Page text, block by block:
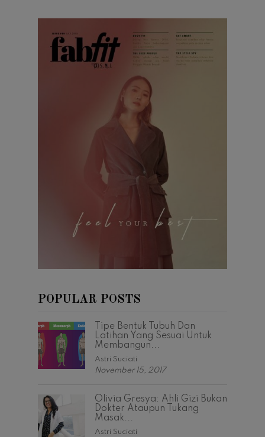
POPULAR POSTS
Tipe Bentuk Tubuh Dan
Latihan Yang Sesuai Untuk
Membangun...
Astri Suciati
November 15, 2017
Olivia Gresya: Ahli Gizi Bukan
Dokter Ataupun Tukang
Masak...
Astri Suciati